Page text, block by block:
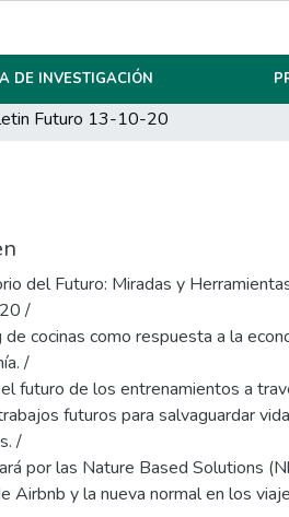
DE INVESTIGACIÓN
Futuro 13-10-20
del Futuro: Miradas y
/
de cocinas como respuesta a la
/
futuro de los entrenamientos a
futuros para salvaguardar
/
por las Nature Based Solutions
Airbnb y la nueva normal en los